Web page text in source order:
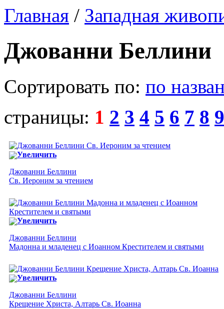
Главная / Западная
Джованни Беллини
Сортировать по: по
страницы: 1 2 3 4 5 6 7 8 9
Увеличить
Джованни Беллини
Св. Иероним за чтением
Увеличить
Джованни Беллини
Мадонна и младенец с Иоанном Крестителем и святыми
Увеличить
Джованни Беллини
Крещение Христа, Алтарь Св. Иоанна